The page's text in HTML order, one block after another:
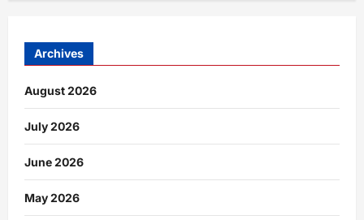
Archives
August 2026
July 2026
June 2026
May 2026